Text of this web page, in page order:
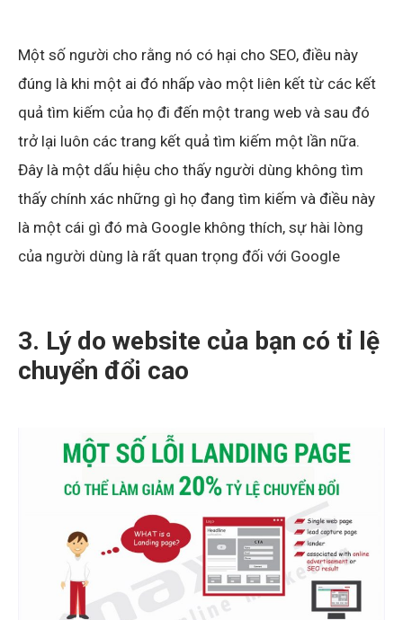
Một số người cho rằng nó có hại cho SEO, điều này
đúng là khi một ai đó nhấp vào một liên kết từ các kết
quả tìm kiếm của họ đi đến một trang web và sau đó
trở lại luôn các trang kết quả tìm kiếm một lần nữa.
Đây là một dấu hiệu cho thấy người dùng không tìm
thấy chính xác những gì họ đang tìm kiếm và điều này
là một cái gì đó mà Google không thích, sự hài lòng
của người dùng là rất quan trọng đối với Google
3. Lý do website của bạn có tỉ lệ
chuyển đổi cao